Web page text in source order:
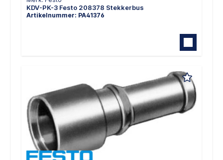
KDV-PK-3 Festo 208378 Stekkerbus
Artikelnummer: PA41376